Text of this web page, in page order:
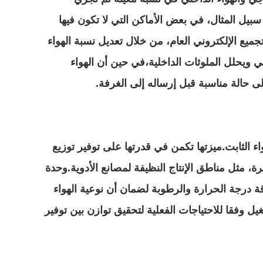
المثال، في بعض الأماكن التي لا تكون فيها
الإلكتروني العام، من خلال تعديل نسبة الهواء
ويحلل الملوثات الداخلية،في حين أن الهواء
حالة مناسبة قبل إرساله إلى الغرفة.
الثابت.ميزتها تكمن في قدرتها على توفير توزيع
مثل مناطق الإنتاج النظيفة لمصانع الأدوية.وحدة
درجة الحرارة والرطوبة لضمان أن نوعية الهواء
وفقا للاحتياجات الفعلية لتحقيق توازن بين توفير